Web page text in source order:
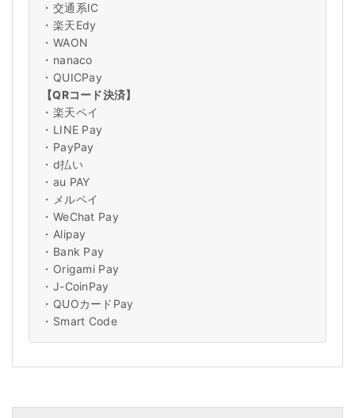
・ 交通系IC
・ 楽天Edy
・ WAON
・ nanaco
・ QUICPay
【QRコード決済】
・ 楽天ペイ
・ LINE Pay
・ PayPay
・ d払い
・ au PAY
・ メルペイ
・ WeChat Pay
・ Alipay
・ Bank Pay
・ Origami Pay
・ J-CoinPay
・ QUOカードPay
・ Smart Code